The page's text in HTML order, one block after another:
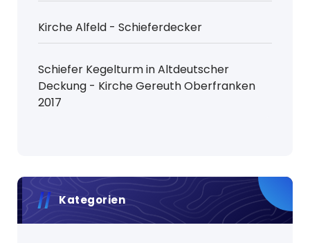
Kirche Alfeld - Schieferdecker
Schiefer Kegelturm in Altdeutscher
Deckung - Kirche Gereuth Oberfranken
2017
Kategorien